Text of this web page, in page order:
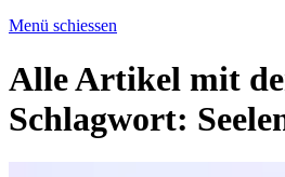
Menü schiessen
Alle Artikel mit
Schlagwort: